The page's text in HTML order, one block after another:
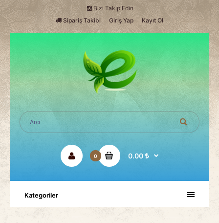
Bizi Takip Edin
Sipariş Takibi
Giriş Yap Kayıt Ol
0 0.00
Kategoriler